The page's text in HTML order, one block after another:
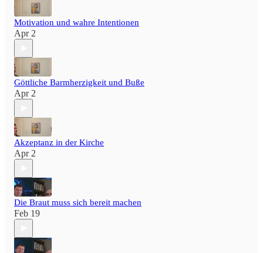
Motivation und wahre Intentionen
Apr 2
Göttliche Barmherzigkeit und Buße
Apr 2
Akzeptanz in der Kirche
Apr 2
Die Braut muss sich bereit machen
Feb 19